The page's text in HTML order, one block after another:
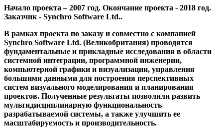
Начало проекта – 2007 год. Окончание проекта - 2018 год.
Заказчик - Synchro Software Ltd..
В рамках проекта по заказу и совместно с компанией
Synchro Software Ltd. (Великобритания) проводятся
фундаментальные и прикладные исследования в области
системной интеграции, программной инженерии,
компьютерной графики и визуализации, управления
большими данными для построения перспективных
систем визуального моделирования и планирования
проектов. Полученные результаты позволили развить
мультидисциплинарную функциональность
разрабатываемой системы, а также улучшить ее
масштабируемость и производительность.